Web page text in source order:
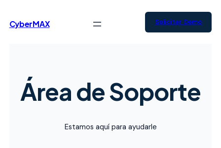
CyberMAX Solicitar Demo
Área de Soporte
Estamos aquí para ayudarle